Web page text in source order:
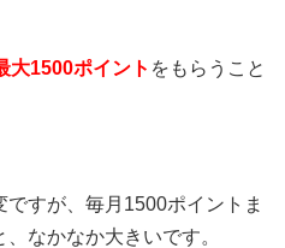
大1500ポイント をもらうこと
すが、毎月1500ポイントま
なかなか大きいです。